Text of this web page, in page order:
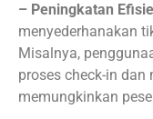
– Peningkatan
menyederhanakan
Misalnya,
proses check-in
memungkinkan